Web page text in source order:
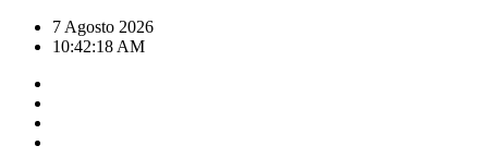
7 Agosto 2026
10:42:19 AM